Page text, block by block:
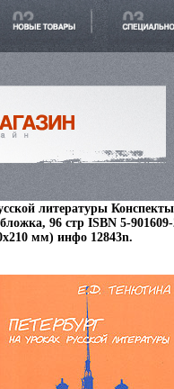
литературы
96 стр ISBN 5-
мм) инфо 12843n.